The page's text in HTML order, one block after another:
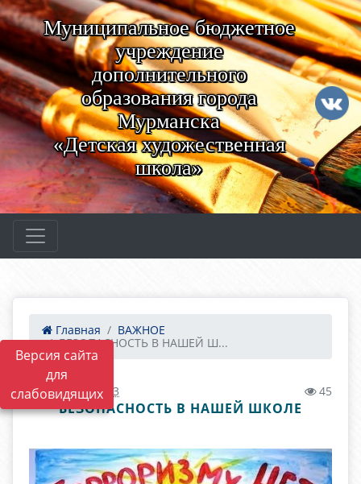
Версия сайта
для
слабовидящих
Муниципальное бюджетное
учреждение
дополнительного
образования города
Мурманска
«Детская художественная
школа»
Главная
ВАЖНОЕ
БЕЗОПАСНОСТЬ В НАШЕЙ Ш...
12.02.2026 11:43 45
БЕЗОПАСНОСТЬ В НАШЕЙ ШКОЛЕ